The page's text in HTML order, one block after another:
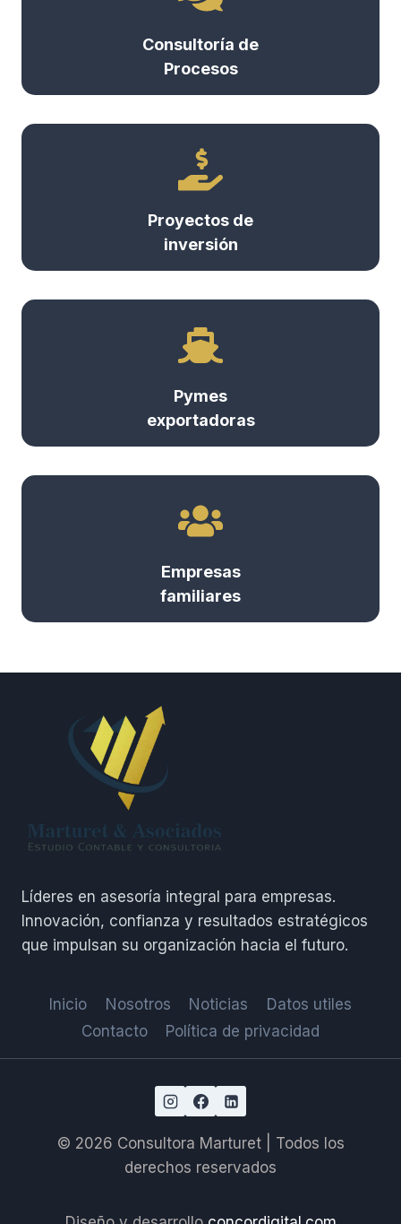
Consultoría de
Procesos
Proyectos de
inversión
Pymes
exportadoras
Empresas
familiares
Líderes en asesoría integral para empresas.
Innovación, confianza y resultados estratégicos
que impulsan su organización hacia el futuro.
Inicio Nosotros Noticias
Datos utiles
Contacto
Política de privacidad
© 2026 Consultora Marturet | Todos los
derechos reservados